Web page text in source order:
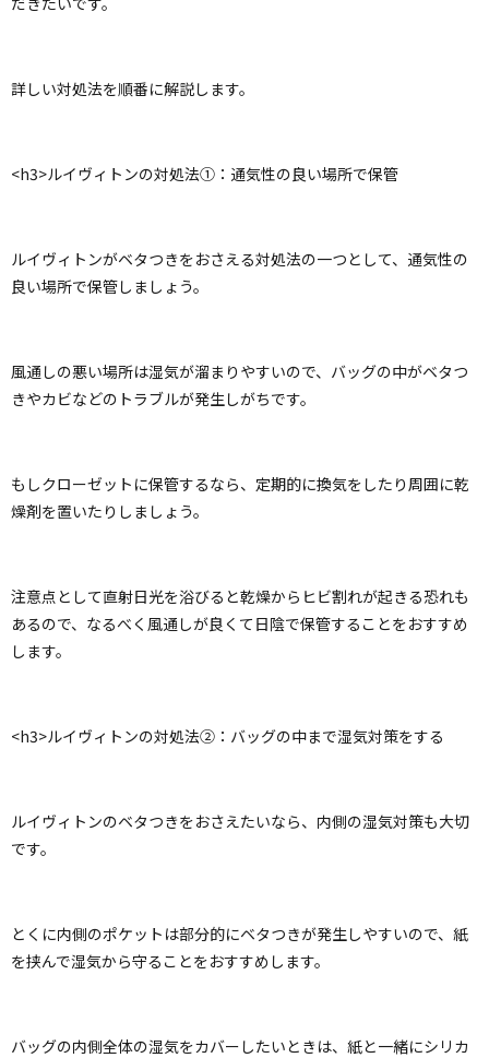
詳しい対処法を順番に解説します。
<h3>ルイヴィトンの対処法①：通気性の良い場所で保管
ルイヴィトンがベタつきをおさえる対処法の一つとして、通気性の
良い場所で保管しましょう。
風通しの悪い場所は湿気が溜まりやすいので、バッグの中がベタつ
きやカビなどのトラブルが発生しがちです。
もしクローゼットに保管するなら、定期的に換気をしたり周囲に乾
燥剤を置いたりしましょう。
注意点として直射日光を浴びると乾燥からヒビ割れが起きる恐れも
あるので、なるべく風通しが良くて日陰で保管することをおすすめ
します。
<h3>ルイヴィトンの対処法②：バッグの中まで湿気対策をする
ルイヴィトンのベタつきをおさえたいなら、内側の湿気対策も大切
です。
とくに内側のポケットは部分的にベタつきが発生しやすいので、紙
を挟んで湿気から守ることをおすすめします。
バッグの内側全体の湿気をカバーしたいときは、紙と一緒にシリカ